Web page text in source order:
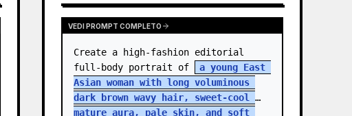
VEDI PROMPT COMPLETO
Create a high-fashion editorial
full-body portrait of
a young East
Asian woman with long voluminous
dark brown wavy hair, sweet-cool
mature aura, pale skin, and soft